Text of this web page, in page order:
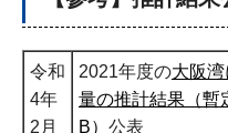
令和
4年
2月
2021年度の⼤阪
量の推計結果（暫
B） 公表